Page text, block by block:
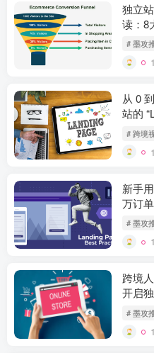
独立
读：8
率”！
# 墨攻
从 0
站的
指南
# 跨境
新手
万订单
# 墨攻
跨境
开启
# 墨攻